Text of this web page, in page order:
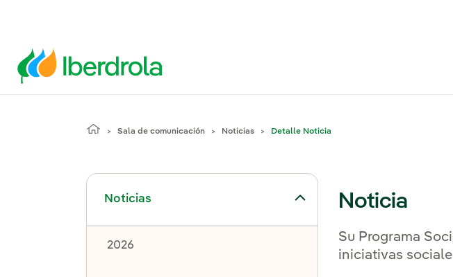
Sala de comunicación Noticias Detalle Noticia
Noticias
Alternar el submenú para Noticias
2026
Noticia
Su Programa
iniciativas